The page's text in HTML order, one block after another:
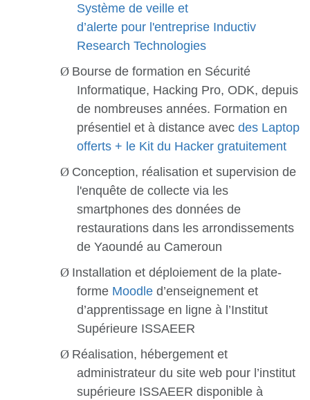
Système de veille et
d’alerte pour l'entreprise Inductiv
Research Technologies
Ø Bourse de formation en Sécurité
Informatique, Hacking Pro, ODK, depuis
de nombreuses années. Formation en
présentiel et à distance avec des Laptop
offerts + le Kit du Hacker gratuitement
Ø Conception, réalisation et supervision de
l'enquête de collecte via les
smartphones des données de
restaurations dans les arrondissements
de Yaoundé au Cameroun
Ø Installation et déploiement de la plate-
forme Moodle d’enseignement et
d’apprentissage en ligne à l’Institut
Supérieure ISSAEER
Ø Réalisation, hébergement et
administrateur du site web pour l’institut
supérieure ISSAEER disponible à